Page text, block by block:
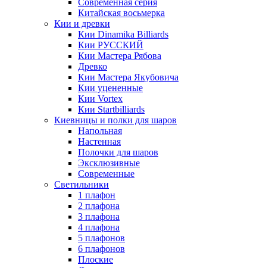
Современная серия
Китайская восьмерка
Кии и древки
Кии Dinamika Billiards
Кии РУССКИЙ
Кии Мастера Рябова
Древко
Кии Мастера Якубовича
Кии уцененные
Кии Vortex
Кии Startbilliards
Киевницы и полки для шаров
Напольная
Настенная
Полочки для шаров
Эксклюзивные
Современные
Светильники
1 плафон
2 плафона
3 плафона
4 плафона
5 плафонов
6 плафонов
Плоские